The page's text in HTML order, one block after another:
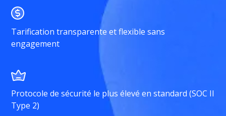
Tarification transparente et flexible sans
engagement
Protocole de sécurité le plus élevé en standard (SOC II
Type 2)